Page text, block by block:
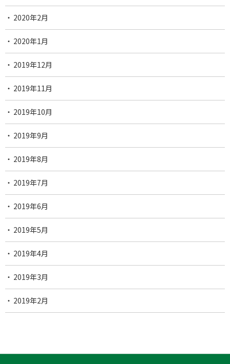
2020年2月
2020年1月
2019年12月
2019年11月
2019年10月
2019年9月
2019年8月
2019年7月
2019年6月
2019年5月
2019年4月
2019年3月
2019年2月